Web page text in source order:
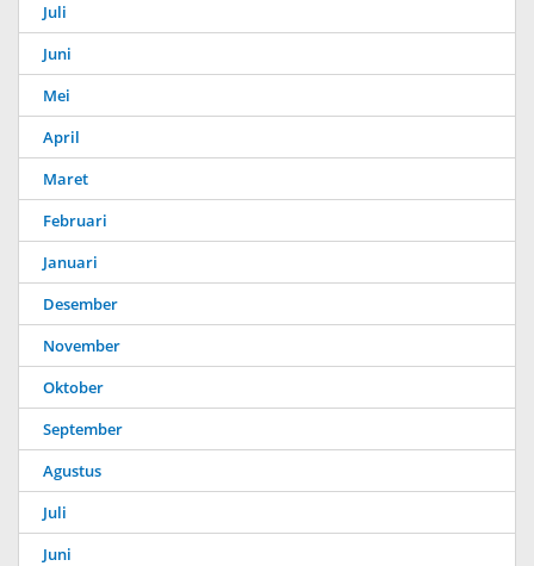
Juli
Juni
Mei
April
Maret
Februari
Januari
Desember
November
Oktober
September
Agustus
Juli
Juni